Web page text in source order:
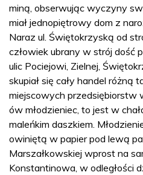
miną, obserwując wyczyny
miał jednopiętrowy dom z
Naraz ul. Świętokrzyską od
człowiek ubrany w strój dość
ulic Pociejowi, Zielnej,
skupiał się cały handel różną
miejscowych przedsiębiorstw
ów młodzieniec, to jest w
maleńkim daszkiem.
owiniętą w papier pod lewą
Marszałkowskiej wprost na
Konstantinowa, w odległości